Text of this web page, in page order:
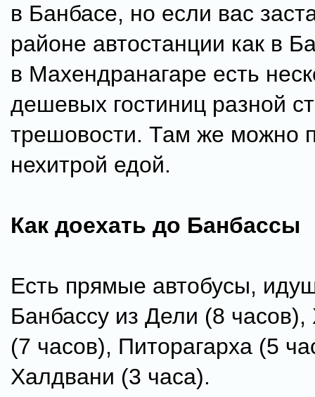
в Банбасе, но если вас
районе автостанции как в
в Махендранагаре есть
дешевых гостиниц разной
трешовости. Там же можно
нехитрой едой.
Как доехать до Банбассы
Есть прямые автобусы,
Банбассу из Дели (8
(7 часов), Питорагарха (5
Халдвани (3 часа).